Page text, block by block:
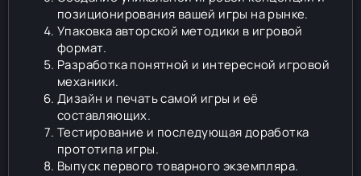
позиционирования вашей игры на рынке.
Упаковка авторской методики в игровой
формат.
Разработка понятной и интересной игровой
механики.
Дизайн и печать самой игры и её
составляющих.
Тестирование и последующая доработка
прототипа игры.
Выпуск первого товарного экземпляра.